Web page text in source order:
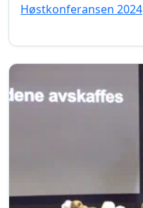
Høstkonferansen 2024